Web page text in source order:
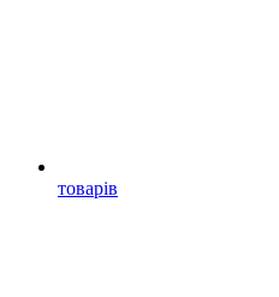
товарів